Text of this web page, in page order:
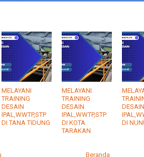
MELAYANI
TRAINING
DESAIN
IPAL,WWTP,STP
DI TANA TIDUNG
MELAYANI
TRAINING
DESAIN
IPAL,WWTP,STP
DI KOTA
TARAKAN
DESAIN
DI
Beranda